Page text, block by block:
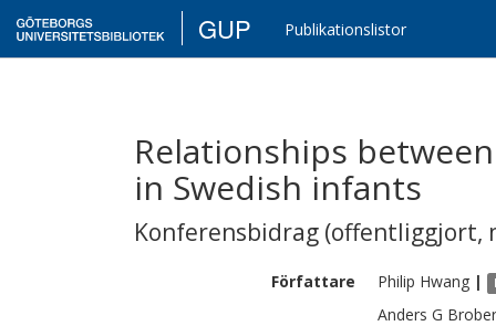
GUP Publikationslistor
Relationships
in Swedish infants
Konferensbidrag (offentliggjort,
Författare Philip Hwang |
Anders G